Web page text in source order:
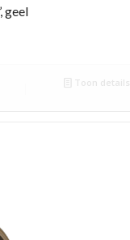
geel
Toon details